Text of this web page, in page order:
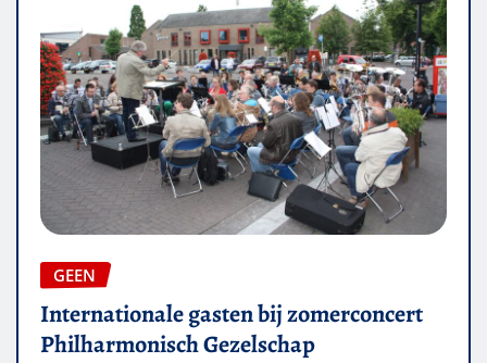
GEEN
Internationale gasten bij zomerconcert
Philharmonisch Gezelschap